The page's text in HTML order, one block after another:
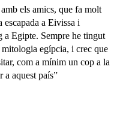
els amics, que fa molt
a Eivissa i
a Egipte. Sempre he tingut
egípcia, i crec que
com a mínim un cop a la
aquest país”